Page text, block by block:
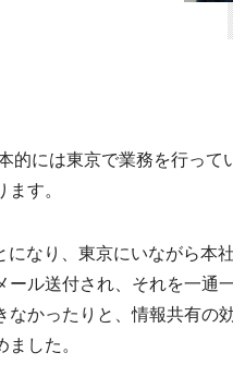
には東京で業務を行っ
す。
なり、東京にいながら本
ル送付され、それを一通
かったりと、情報共有
した。